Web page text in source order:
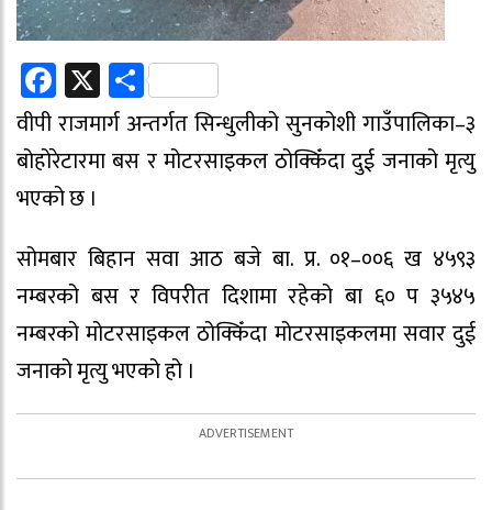
Facebook
X Share
वीपी राजमार्ग अन्तर्गत सिन्धुलीको सुनकोशी गाउँपालिका–३
बोहोरेटारमा बस र मोटरसाइकल ठोक्किँदा दुई जनाको मृत्यु
भएको छ ।
सोमबार बिहान सवा आठ बजे बा. प्र. ०१–००६ ख ४५९३
नम्बरको बस र विपरीत दिशामा रहेको बा ६० प ३५४५
नम्बरको मोटरसाइकल ठोक्किँदा मोटरसाइकलमा सवार दुई
जनाको मृत्यु भएको हो ।